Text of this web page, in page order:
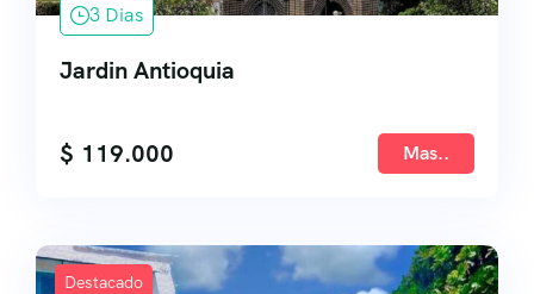
3 Dias
Jardin Antioquia
$ 119.000 Mas..
Destacado